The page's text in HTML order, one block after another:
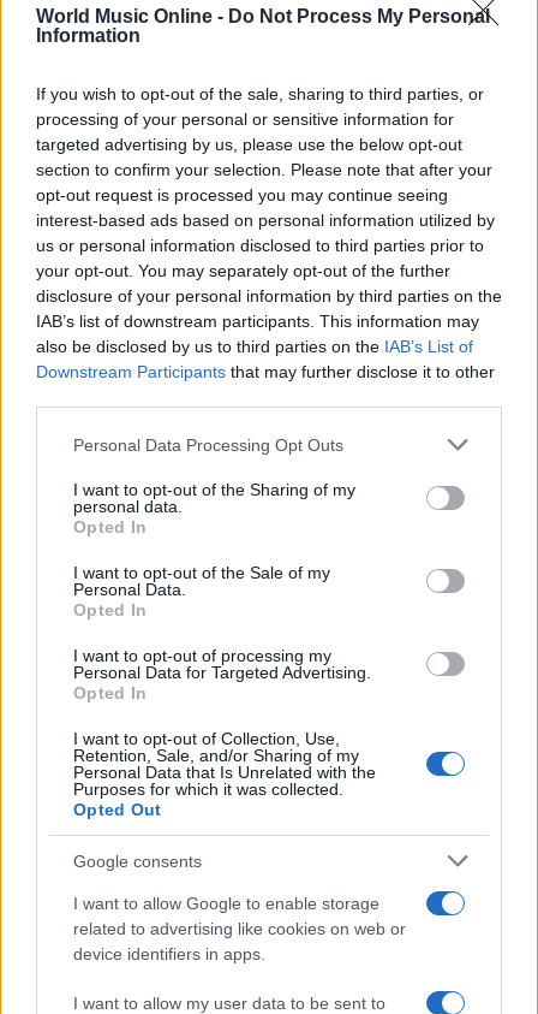
World Music Online - Do Not Process My Personal
Information
If you wish to opt-out of the sale, sharing to third parties, or
processing of your personal or sensitive information for
targeted advertising by us, please use the below opt-out
section to confirm your selection. Please note that after your
opt-out request is processed you may continue seeing
interest-based ads based on personal information utilized by
us or personal information disclosed to third parties prior to
your opt-out. You may separately opt-out of the further
disclosure of your personal information by third parties on the
IAB’s list of downstream participants. This information may
also be disclosed by us to third parties on the IAB’s List of
Downstream Participants that may further disclose it to other
Please note that this website/app uses one or more Google
not limited to your visit or usage behaviour. You may click to
grant or deny consent to Google and its third-party tags to
use your data for below specified purposes in below Google
consent section.
Personal Data Processing Opt Outs
I want to opt-out of the Sharing of my
personal data.
Opted In
I want to opt-out of the Sale of my
Personal Data.
Opted In
I want to opt-out of processing my
Personal Data for Targeted Advertising.
Opted In
I want to opt-out of Collection, Use,
Retention, Sale, and/or Sharing of my
Personal Data that Is Unrelated with the
Purposes for which it was collected.
Opted Out
Google consents
I want to allow Google to enable storage
related to advertising like cookies on web or
device identifiers in apps.
I want to allow my user data to be sent to
Insomma, l’estate e l’autunno del 2025 saranno
amanti di Salmo. Preparati a lasciarti travolgere
dalla sua arte e dalla sua passione! Sei pronto a
vivere tutto questo?<\/p>
AUTORE
Redazione
Continua a leggere